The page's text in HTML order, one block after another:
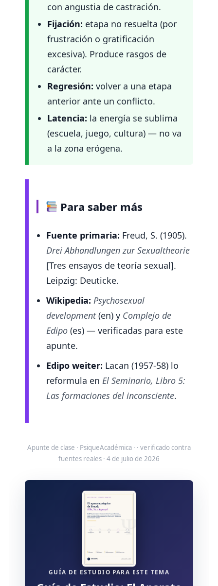
con angustia de castración.
Fijación: etapa no resuelta (por
frustración o gratificación
excesiva). Produce rasgos de
carácter.
Regresión: volver a una etapa
anterior ante un conflicto.
Latencia: la energía se sublima
(escuela, juego, cultura) — no va
a la zona erógena.
Para saber más
Fuente primaria: Freud, S. (1905).
Drei Abhandlungen zur Sexualtheorie
[Tres ensayos de teoría sexual].
Leipzig: Deuticke.
Wikipedia: Psychosexual
development(en) y Complejo de
Edipo (es) — verificadas para este
apunte.
Edipo weiter: Lacan (1957-58) lo
reformula en El Seminario, Libro 5:
Las formaciones del inconsciente.
Apunte de clase · PsiqueAcadémica · · verificado contra
fuentes reales · 4 de julio de 2026
GUÍA DE ESTUDIO PARA ESTE TEMA